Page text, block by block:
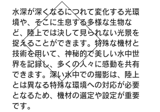
水深が深くなるにつれて変化する光環
境や、そこに生息する多様な生物な
ど、陸上では決して見られない光景を
捉えることができます。特殊な機材と
技術を用いて、神秘的で美しい水中世
界を記録し、多くの人々に感動を共有
できます。深い水中での撮影は、陸上
とは異なる特殊な環境への対応が必要
となるため、機材の選定や設定が重要
です。